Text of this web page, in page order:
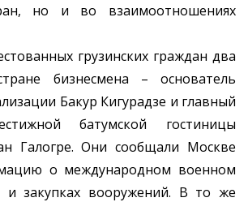
но и во взаимоотношениях
грузинских граждан два
бизнесмена – основатель
Бакур Кигурадзе и главный
батумской гостиницы
Галогре. Они сообщали Москве
о международном военном
и закупках вооружений. В то же